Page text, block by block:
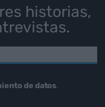
historias,
de datos.